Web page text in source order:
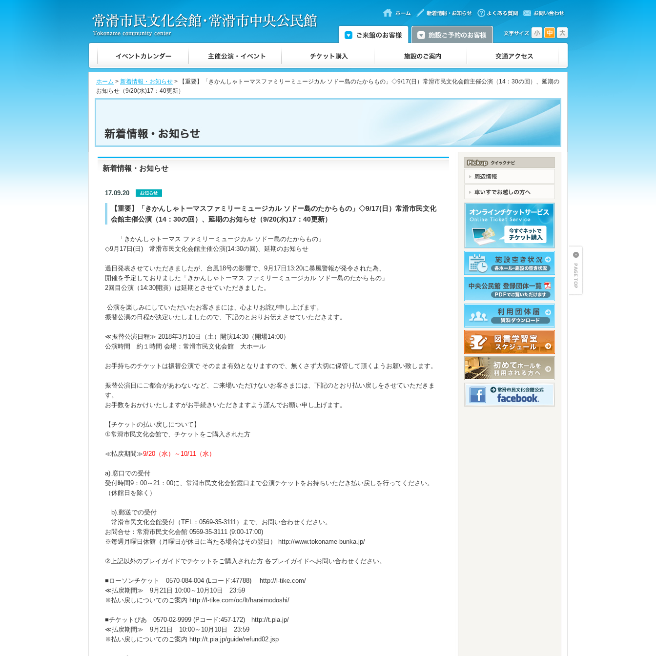
ホーム > 新着情報・お知らせ > 【重要】「きかんしゃトーマスファミリーミュージカル ソドー島のたからもの」◇9/17(日）常滑市民文化会館主催公演（14：30の回）、延期の
お知らせ（9/20(水)17：40更新）
新着情報・お知らせ
17.09.20
【重要】「きかんしゃトーマスファミリーミュージカル ソドー島のたからもの」◇9/17(日）常滑市民文化
会館主催公演（14：30の回）、延期のお知らせ（9/20(水)17：40更新）
「きかんしゃトーマス ファミリーミュージカル ソドー島のたからもの」
◇9月17日(日) 常滑市民文化会館主催公演(14:30の回)、延期のお知らせ
過日発表させていただきましたが、台風18号の影響で、9月17日13:20に暴風警報が発令された為、
開催を予定しておりました「きかんしゃトーマス ファミリーミュージカル ソドー島のたからもの」
2回目公演（14:30開演）は延期とさせていただきました。
公演を楽しみにしていただいたお客さまには、心よりお詫び申し上げます。
振替公演の日程が決定いたしましたので、下記のとおりお伝えさせていただきます。
≪振替公演日程≫ 2018年3月10日（土）開演14:30（開場14:00）
公演時間 約１時間 会場：常滑市民文化会館 大ホール
お手持ちのチケットは振替公演で そのまま有効となりますので、無くさず大切に保管して頂くようお願い致します。
振替公演日にご都合があわないなど、ご来場いただけないお客さまには、下記のとおり払い戻しをさせていただきま
す。
お手数をおかけいたしますがお手続きいただきますよう謹んでお願い申し上げます。
【チケットの払い戻しについて】
①常滑市民文化会館で、チケットをご購入された方
≪払戻期間≫9/20（水）～10/11（水）
a).窓口での受付
受付時間9：00～21：00に、常滑市民文化会館窓口まで公演チケットをお持ちいただき払い戻しを行ってください。
（休館日を除く）
b).郵送での受付
常滑市民文化会館受付（TEL：0569-35-3111）まで、お問い合わせください。
お問合せ：常滑市民文化会館 0569-35-3111 (9:00-17:00)
※毎週月曜日休館（月曜日が休日に当たる場合はその翌日） http://www.tokoname-bunka.jp/
②上記以外のプレイガイドでチケットをご購入された方 各プレイガイドへお問い合わせください。
■ローソンチケット 0570-084-004 (Lコード:47788) http://l-tike.com/
≪払戻期間≫ 9月21日 10:00～10月10日 23:59
※払い戻しについてのご案内 http://l-tike.com/oc/lt/haraimodoshi/
■チケットぴあ 0570-02-9999 (Pコード:457-172) http://t.pia.jp/
≪払戻期間≫ 9月21日 10:00～10月10日 23:59
※払い戻しについてのご案内 http://t.pia.jp/guide/refund02.jsp